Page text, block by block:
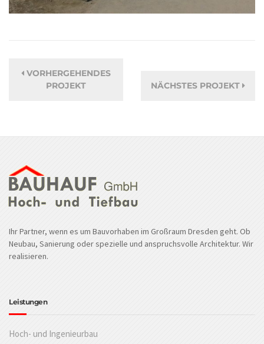
VORHERGEHENDES
PROJEKT
NÄCHSTES PROJEKT
Ihr Partner, wenn es um Bauvorhaben im Großraum Dresden geht. Ob
Neubau, Sanierung oder spezielle und anspruchsvolle Architektur. Wir
realisieren.
Leistungen
Hoch- und Ingenieurbau